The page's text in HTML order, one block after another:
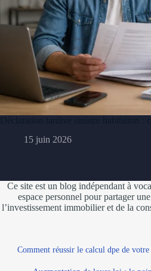
15 juin 2026
Ce site est un blog indépendant à
espace personnel pour partager
l’investissement immobilier et de la
Comment réussir le calcul dpe de